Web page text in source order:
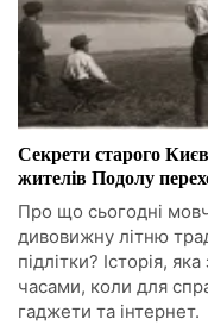
Секрети старого
жителів Подолу
Про що сьогодні
дивовижну літню
підлітки? Історія,
часами, коли для
гаджети та інтернет.